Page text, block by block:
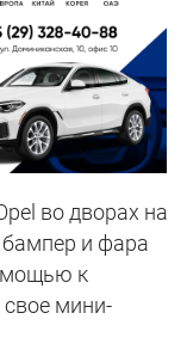
во дворах на
и фара
к
мини-